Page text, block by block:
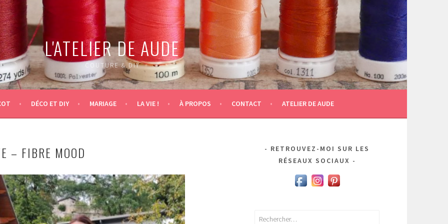
L'ATELIER DE AUDE
COUTURE & DIY
DÉCO ET DIY MARIAGE LA VIE ! À PROPOS CONTACT ATELIER DE AUDE
– FIBRE MOOD
RETROUVEZ-MOI SUR LES
RÉSEAUX SOCIAUX
Rechercher :